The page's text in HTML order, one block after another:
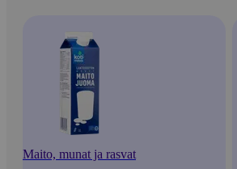
Maito, munat ja rasvat